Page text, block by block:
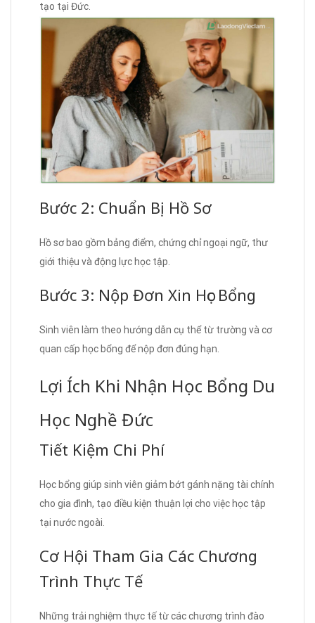
tạo tại Đức.
Bước 2: Chuẩn Bị Hồ Sơ
Hồ sơ bao gồm bảng điểm, chứng chỉ ngoại ngữ, thư
giới thiệu và động lực học tập.
Bước 3: Nộp Đơn Xin Học Bổng
Sinh viên làm theo hướng dẫn cụ thể từ trường và cơ
quan cấp học bổng để nộp đơn đúng hạn.
Lợi Ích Khi Nhận Học Bổng Du
Học Nghề Đức
Tiết Kiệm Chi Phí
Học bổng giúp sinh viên giảm bớt gánh nặng tài chính
cho gia đình, tạo điều kiện thuận lợi cho việc học tập
tại nước ngoài.
Cơ Hội Tham Gia Các Chương
Trình Thực Tế
Những trải nghiệm thực tế từ các chương trình đào